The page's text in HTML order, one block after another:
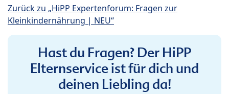
Zurück zu „HiPP Expertenforum: Fragen zur
Kleinkindernährung | NEU“
Hast du Fragen? Der HiPP
Elternservice ist für dich und
deinen Liebling da!